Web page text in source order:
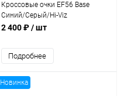
Кроссовые очки EF56 Base
Синий/Серый/Hi-Viz
2 400 ₽/ шт
Подробнее
Новинка